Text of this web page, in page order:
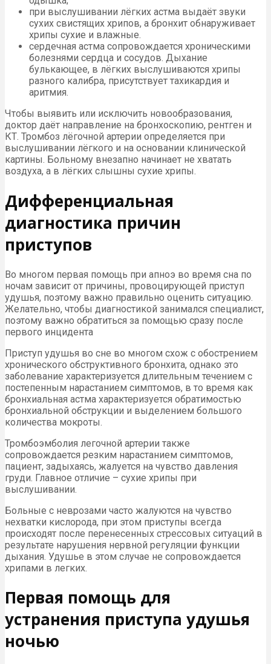
при выслушивании лёгких астма выдаёт звуки
сухих свистящих хрипов, а бронхит обнаруживает
хрипы сухие и влажные.
сердечная астма сопровождается хроническими
болезнями сердца и сосудов. Дыхание
булькающее, в лёгких выслушиваются хрипы
разного калибра, присутствует тахикардия и
аритмия.
Чтобы выявить или исключить новообразования,
доктор даёт направление на бронхоскопию, рентген и
КТ. Тромбоз лёгочной артерии определяется при
выслушивании лёгкого и на основании клинической
картины. Больному внезапно начинает не хватать
воздуха, а в лёгких слышны сухие хрипы.
Дифференциальная
диагностика причин
приступов
Во многом первая помощь при апноэ во время сна по
ночам зависит от причины, провоцирующей приступ
удушья, поэтому важно правильно оценить ситуацию.
Желательно, чтобы диагностикой занимался специалист,
поэтому важно обратиться за помощью сразу после
первого инцидента
Приступ удушья во сне во многом схож с обострением
хронического обструктивного бронхита, однако это
заболевание характеризуется длительным течением с
постепенным нарастанием симптомов, в то время как
бронхиальная астма характеризуется обратимостью
бронхиальной обструкции и выделением большого
количества мокроты.
Тромбоэмболия легочной артерии также
сопровождается резким нарастанием симптомов,
пациент, задыхаясь, жалуется на чувство давления
груди. Главное отличие – сухие хрипы при
выслушивании.
Больные с неврозами часто жалуются на чувство
нехватки кислорода, при этом приступы всегда
происходят после перенесенных стрессовых ситуаций в
результате нарушения нервной регуляции функции
дыхания. Удушье в этом случае не сопровождается
хрипами в легких.
Первая помощь для
устранения приступа удушья
ночью